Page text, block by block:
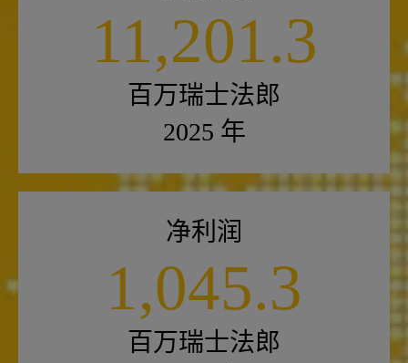
11,201.3
百万瑞士法郎
2025 年
净利润
1,045.3
百万瑞士法郎